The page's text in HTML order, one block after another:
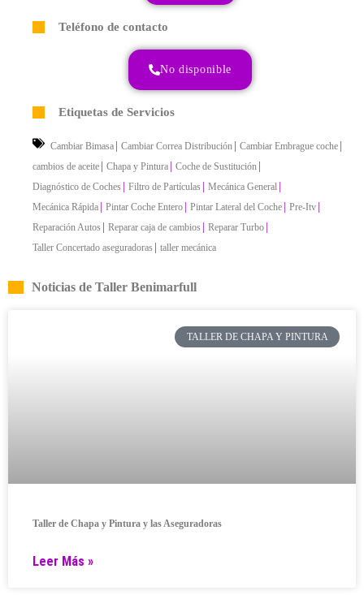
Teléfono de contacto
No disponible
Etiquetas de Servicios
Cambiar Bimasa Cambiar Correa Distribución Cambiar Embrague coche
cambios de aceite Chapa y Pintura Coche de Sustitución
Diagnóstico de Coches Filtro de Partículas Mecánica General
Mecánica Rápida Pintar Coche Entero Pintar Lateral del Coche Pre-Itv
Reparación Autos Reparar caja de cambios Reparar Turbo
Taller Concertado aseguradoras taller mecánica
Noticias de Taller Benimarfull
TALLER DE CHAPA Y PINTURA
Taller de Chapa y Pintura y las Aseguradoras
Leer Más »